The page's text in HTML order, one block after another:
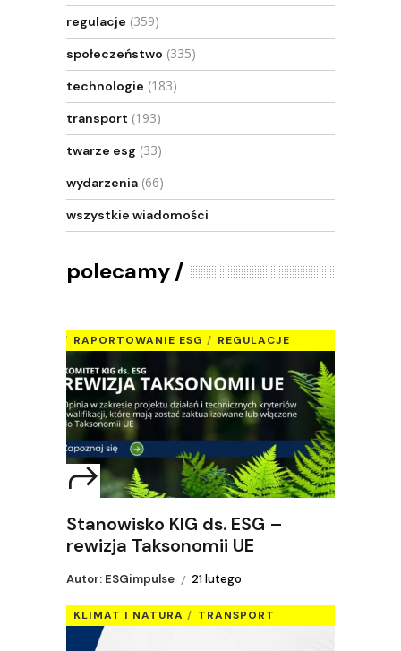
regulacje (359)
społeczeństwo (335)
technologie (183)
transport (193)
twarze esg (33)
wydarzenia (66)
wszystkie wiadomości
polecamy
RAPORTOWANIE ESG REGULACJE
Stanowisko KIG ds. ESG –
rewizja Taksonomii UE
Autor: ESGimpulse 21 lutego
KLIMAT I NATURA TRANSPORT